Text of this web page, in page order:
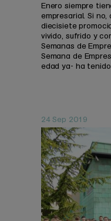
Enero siempre
empresarial. Si no,
diecisiete
vivido, sufrido y
Semanas de
Semana de
edad ya- ha tenido
24 Sep 2019